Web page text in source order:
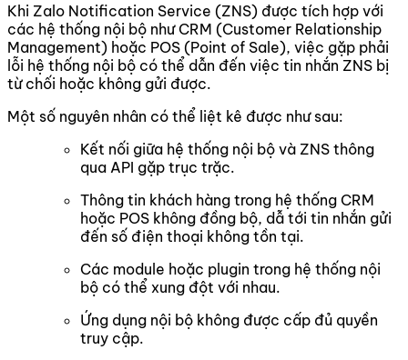
Khi Zalo Notification Service (ZNS) được tích hợp với
các hệ thống nội bộ như CRM (Customer Relationship
Management) hoặc POS (Point of Sale), việc gặp phải
lỗi hệ thống nội bộ có thể dẫn đến việc tin nhắn ZNS bị
từ chối hoặc không gửi được.
Một số nguyên nhân có thể liệt kê được như sau:
Kết nối giữa hệ thống nội bộ và ZNS thông
qua API gặp trục trặc.
Thông tin khách hàng trong hệ thống CRM
hoặc POS không đồng bộ, dẫ tới tin nhắn gửi
đến số điện thoại không tồn tại.
Các module hoặc plugin trong hệ thống nội
bộ có thể xung đột với nhau.
Ứng dụng nội bộ không được cấp đủ quyền
truy cập.